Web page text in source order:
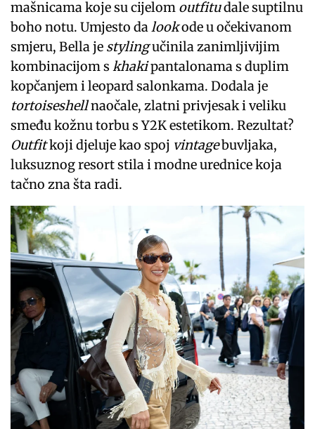
mašnicama koje su cijelom outfitudale suptilnu
boho notu. Umjesto dalookode u očekivanom
smjeru, Bella je stylingučinila zanimljivijim
kombinacijom skhakipantalonama s duplim
kopčanjem i leopard salonkama. Dodala je
tortoiseshellnaočale, zlatni privjesak i veliku
smeđu kožnu torbu s Y2K estetikom. Rezultat?
Outfitkoji djeluje kao spoj vintagebuvljaka,
luksuznog resort stila i modne urednice koja
tačno zna šta radi.